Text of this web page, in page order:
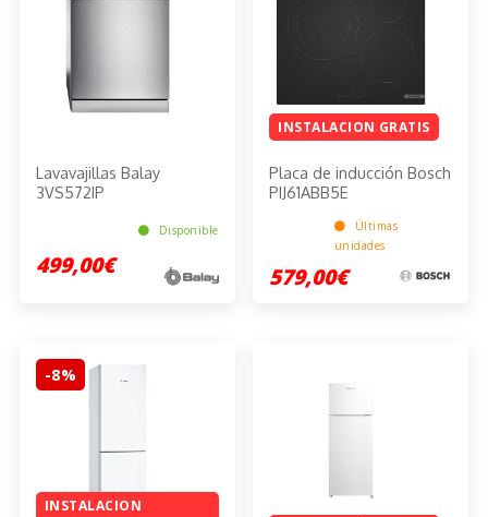
Lavavajillas Balay
3VS572IP
Disponible
499,00€
INSTALACION GRATIS
Placa de inducción Bosch
PIJ61ABB5E
Últimas
unidades
579,00€
-8%
INSTALACION